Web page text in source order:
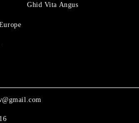
Ghid Vita Angus